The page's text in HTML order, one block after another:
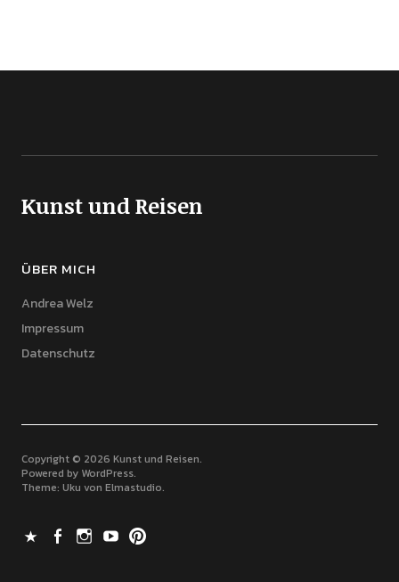
Kunst und Reisen
ÜBER MICH
Andrea Welz
Impressum
Datenschutz
Copyright © 2026 Kunst und Reisen
Powered by WordPress
Theme: Uku von Elmastudio